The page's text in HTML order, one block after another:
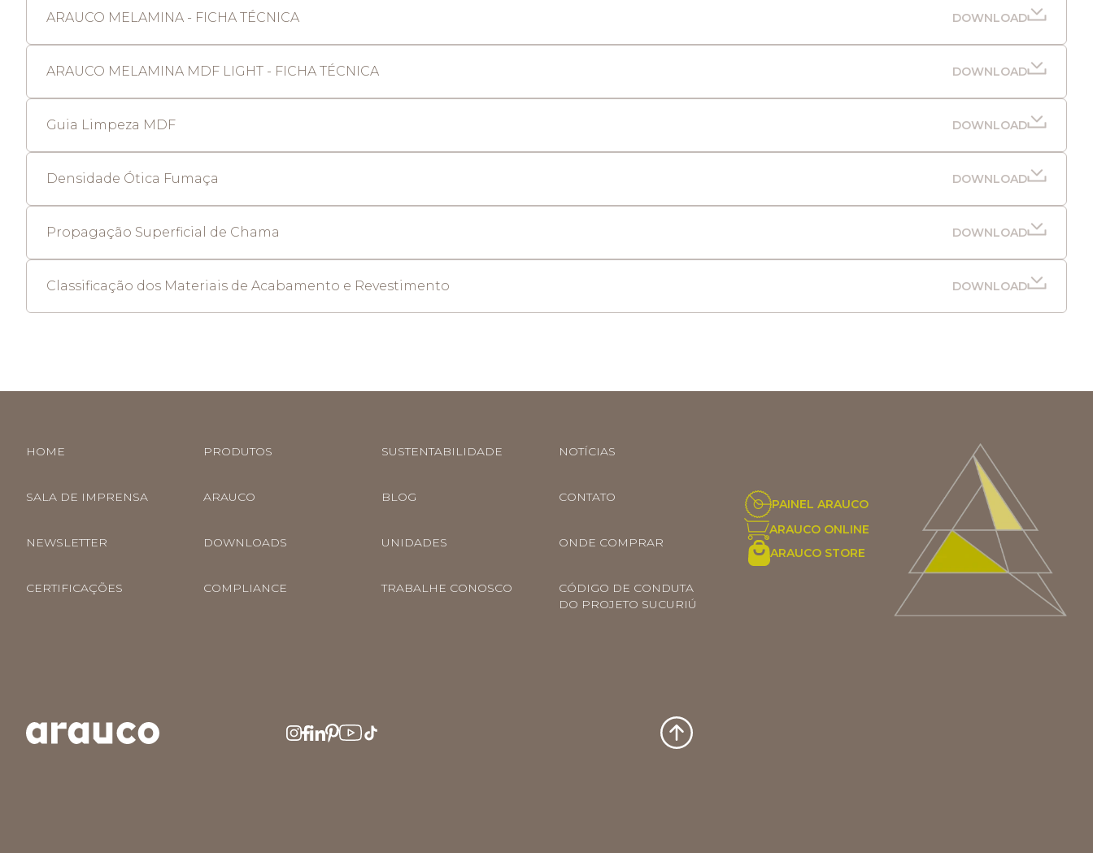
ARAUCO MELAMINA - FICHA TÉCNICA DOWNLOAD
ARAUCO MELAMINA MDF LIGHT - FICHA TÉCNICA DOWNLOAD
Guia Limpeza MDF DOWNLOAD
Densidade Ótica Fumaça DOWNLOAD
Propagação Superficial de Chama DOWNLOAD
Classificação dos Materiais de Acabamento e Revestimento DOWNLOAD
HOME PRODUTOS SUSTENTABILIDADE NOTÍCIAS
SALA DE IMPRENSA ARAUCO BLOG CONTATO
NEWSLETTER DOWNLOADS UNIDADES ONDE COMPRAR
CERTIFICAÇÕES COMPLIANCE TRABALHE CONOSCO
CÓDIGO DE CONDUTA
DO PROJETO SUCURIÚ
PAINEL ARAUCO
ARAUCO ONLINE
ARAUCO STORE